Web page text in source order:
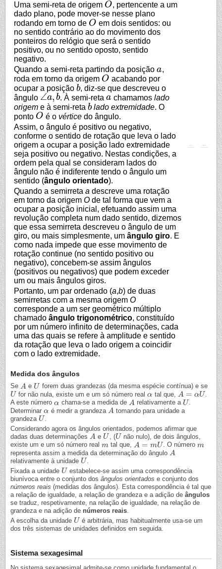
Uma semi-reta de origem O
O , pertencente a um
dado plano, pode mover-se nesse plano
rodando em torno de O
O em dois sentidos: ou
no sentido contrário ao do movimento dos
ponteiros do relógio que será o sentido
positivo, ou no sentido oposto, sentido
negativo.
Quando a semi-reta partindo da posição a
a,
roda em torno da origem O
O acabando por
ocupar a posição b
b, diz-se que descreveu o
ângulo ∠a, b
∠a,b . À semi-retaa
a chamamos lado
origem e à semi-reta b
blado extremidade. O
ponto O
O é o vérticedo ângulo.
Assim, o ângulo é positivo ou negativo,
conforme o sentido de rotação que leva o lado
origem a ocupar a posição lado extremidade
seja positivo ou negativo. Nestas condições, a
ordem pela qual se consideram lados do
ângulo não é indiferente tendo o ângulo um
sentido (ângulo orientado).
Quando a semirreta a descreve uma rotação
em torno da origem O de tal forma que vem a
ocupar a posição inicial, efetuando assim uma
revolução completa num dado sentido, dizemos
que essa semirreta descreveu o ângulo de um
giro, ou mais simplesmente, um ângulo giro. E
como nada impede que esse movimento de
rotação continue (no sentido positivo ou
negativo), concebem-se assim ângulos
(positivos ou negativos) que podem exceder
um ou mais ângulos giros.
Portanto, um par ordenado (a,b) de duas
semirretas com a mesma origem O
corresponde a um ser geométrico múltiplo
chamado ângulo trigonométrico, constituído
por um número infinito de determinações, cada
uma das quais se refere à amplitude e sentido
da rotação que leva o lado origem a coincidir
com o lado extremidade.
Medida dos ângulos
Se A
A e U
U forem duas grandezas (da mesma espécie contínua) e se
U
U for não nula, existe um e um só número realα
α tal que,A = αU
A=αU
.
A este número α
α chama-se a medida de A
A relativamente a U
U .
Determinar α
α é medir a grandeza A
A tomando para unidade a
grandeza U
U
Considerando agora os ângulos orientados, podemos afirmar que
dadas duas determinações A
A e U
U , (U
U não nulo), de dois ângulos,
existe um e um só número real m
mtal que, A = mU
A= mU . O númerom
m
representa assim a medida da determinação do ângulo A
A
relativamente à unidade U
U
Fixada a unidade U
U estabelece-se assim uma correspondência
biunívoca entre o conjunto dos ângulos orientados e conjunto dos
números reais (medidas dos ângulos). Esta correspondência é tal que
a relação de igualdade, a relação de grandeza e a adição de ângulos
se traduz, respetivamente, na relação de igualdade, na relação de
grandeza e na adição de números reais
A escolha da unidade U
U é arbitrária, mas habitualmente usa-se um
dos três sistemas de unidades definidos em seguida.
Sistema sexagesimal